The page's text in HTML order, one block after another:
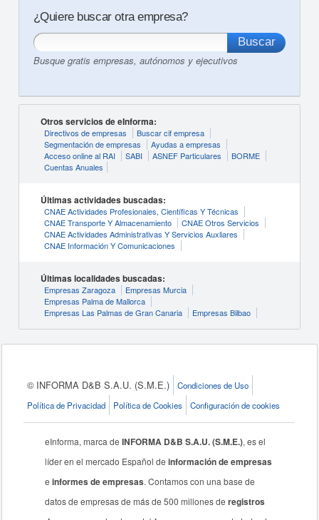
¿Quiere buscar otra empresa?
Busque gratis empresas, autónomos y ejecutivos
Otros servicios de eInforma:
Directivos de empresas
Buscar cif empresa
Segmentación de empresas
Ayudas a empresas
Acceso online al RAI
SABI ASNEF Particulares
BORME
Cuentas Anuales
Últimas actividades buscadas:
CNAE Actividades Profesionales, Científicas Y Técnicas
CNAE Transporte Y Almacenamiento
CNAE Otros Servicios
CNAE Actividades Administrativas Y Servicios Auxliares
CNAE Información Y Comunicaciones
Últimas localidades buscadas:
Empresas Zaragoza
Empresas Murcia
Empresas Palma de Mallorca
Empresas Las Palmas de Gran Canaria
Empresas Bilbao
© INFORMA D&B S.A.U. (S.M.E.)
Condiciones de Uso
Política de Privacidad
Política de Cookies Configuración de cookies
eInforma, marca deINFORMA D&B S.A.U. (S.M.E.), es el
líder en el mercado Español deinformación de empresas
einformes de empresas. Contamos con una base de
datos de empresas de más de 500 millones deregistros